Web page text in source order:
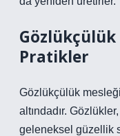
Pratikler
Gözlükçülük
altındadır.
geleneksel güzellik